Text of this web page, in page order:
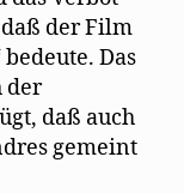
der Film
Das
der
daß auch
gemeint